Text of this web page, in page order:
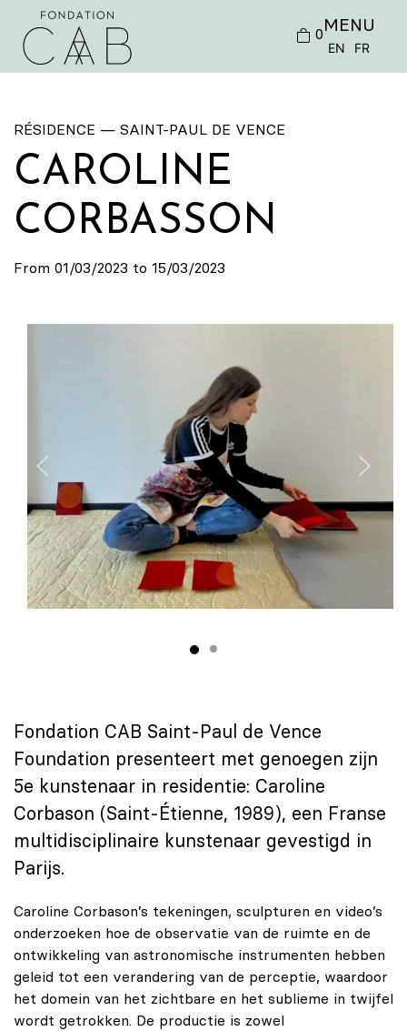
0MENU
EN FR
RÉSIDENCE — SAINT-PAUL DE VENCE
CAROLINE
CORBASSON
From 01/03/2023 to 15/03/2023
Fondation CAB Saint-Paul de Vence
Foundation presenteert met genoegen zijn
5e kunstenaar in residentie: Caroline
Corbason (Saint-Étienne, 1989), een Franse
multidisciplinaire kunstenaar gevestigd in
Parijs.
Caroline Corbason’s tekeningen, sculpturen en video’s
onderzoeken hoe de observatie van de ruimte en de
ontwikkeling van astronomische instrumenten hebben
geleid tot een verandering van de perceptie, waardoor
het domein van het zichtbare en het sublieme in twijfel
wordt getrokken. De productie is zowel